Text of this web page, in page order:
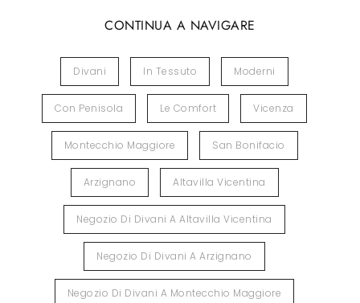
CONTINUA A NAVIGARE
Divani In Tessuto Moderni
Con Penisola Le Comfort Vicenza
Montecchio Maggiore San Bonifacio
Arzignano Altavilla Vicentina
Negozio Di Divani A Altavilla Vicentina
Negozio Di Divani A Arzignano
Negozio Di Divani A Montecchio Maggiore